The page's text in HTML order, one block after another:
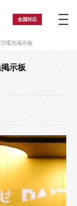
全国対応
電光掲示板
示板